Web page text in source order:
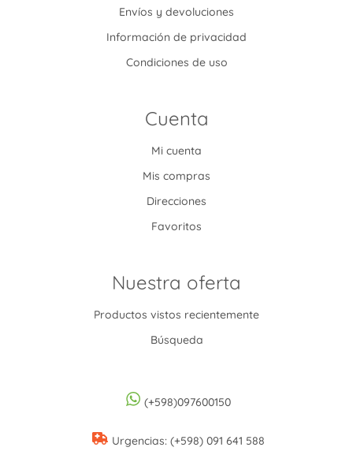
Envíos y devoluciones
Información de privacidad
Condiciones de uso
Cuenta
Mi cuenta
Mis compras
Direcciones
Favoritos
Nuestra oferta
Productos vistos recientemente
Búsqueda
(+598)097600150
Urgencias: (+598) 091 641 588